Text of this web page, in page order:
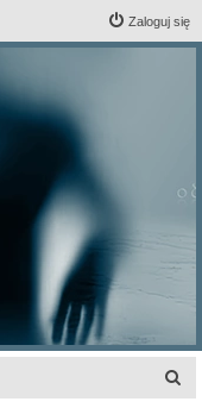
Zaloguj się